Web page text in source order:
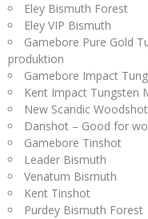
Eley Bismuth Forest
Eley VIP Bismuth
Gamebore Pure Gold
produktion
Gamebore Impact
Kent Impact Tungsten
New Scandic
Danshot – Good for
Gamebore Tinshot
Leader Bismuth
Venatum Bismuth
Kent Tinshot
Purdey Bismuth Forest